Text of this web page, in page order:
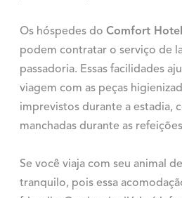
Os hóspedes do Comfort
podem contratar o serviço de
passadoria. Essas facilidades
viagem com as peças
imprevistos durante a estadia,
manchadas durante as
Se você viaja com seu animal
tranquilo, pois essa